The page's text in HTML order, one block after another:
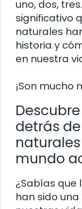
uno, dos,
significativo
naturales
historia y
en nuestra
¡Son mucho
detrás
mundo
¿Sabías que
han sido